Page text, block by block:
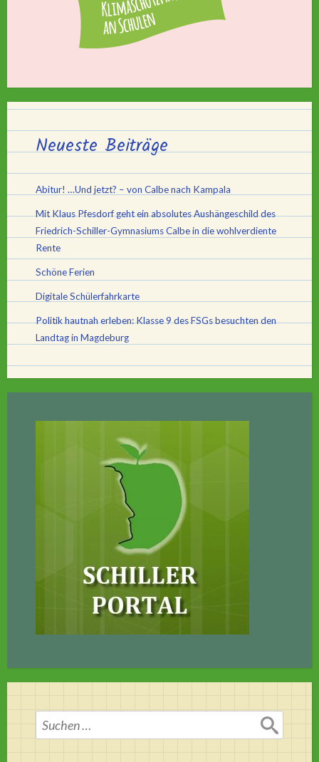
Neueste Beiträge
Abitur! …Und jetzt? – von Calbe nach Kampala
Mit Klaus Pfesdorf geht ein absolutes Aushängeschild des
Friedrich-Schiller-Gymnasiums Calbe in die wohlverdiente
Rente
Schöne Ferien
Digitale Schülerfahrkarte
Politik hautnah erleben: Klasse 9 des FSGs besuchten den
Landtag in Magdeburg
Suchen
nach: